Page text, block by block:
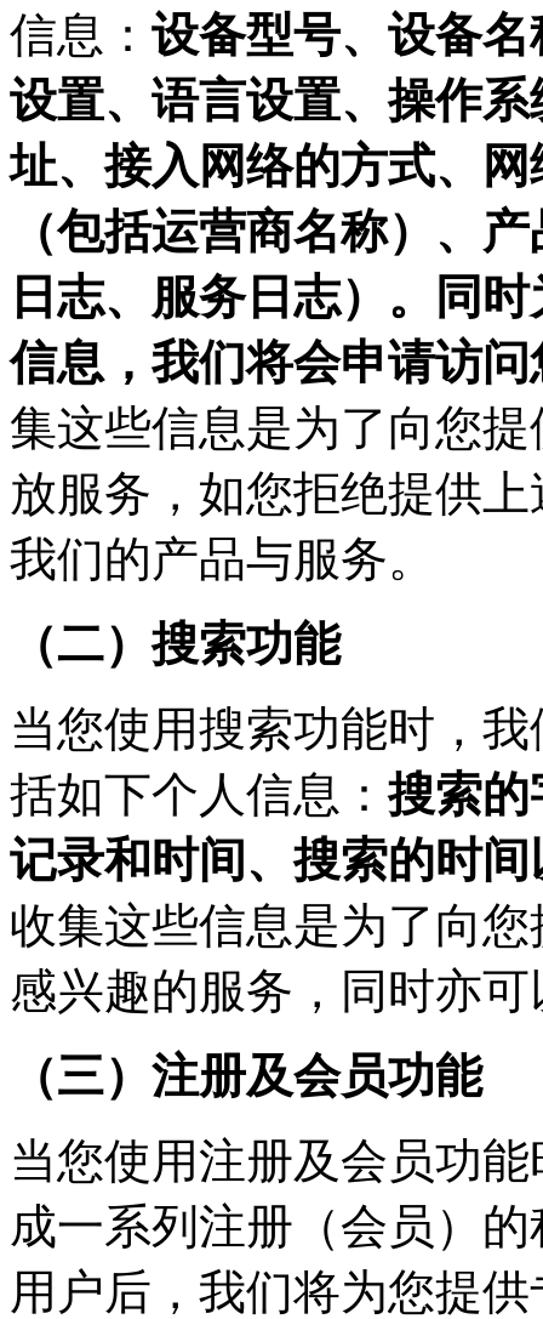
信息： 设备型号、设备
设置、语言设置、操作
址、接入网络的方式、
（包括运营商名称）、
日志、服务日志）。同
信息，我们将会申请访
集这些信息是为了向您
放服务，如您拒绝提供
我们的产品与服务。
（二）搜索功能
当您使用搜索功能时，
括如下个人信息：搜索的
记录和时间、搜索的时
收集这些信息是为了向
感兴趣的服务，同时亦
（三）注册及会员功能
当您使用注册及会员功
成一系列注册（会员）
用户后，我们将为您提